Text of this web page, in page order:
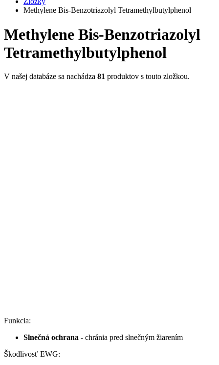
Methylene Bis-Benzotriazolyl Tetramethylbutylphenol
Methylene Bis-Benzotriazolyl
Tetramethylbutylphenol
V našej databáze sa nachádza 81 produktov s touto zložkou.
Funkcia:
Slnečná ochrana - chránia pred slnečným žiarením
Škodlivosť EWG: